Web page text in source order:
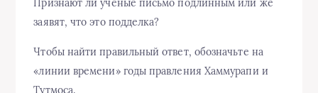
Признают ли ученые письмо подлинным или же
заявят, что это подделка?
Чтобы найти правильный ответ, обозначьте на
«линии времени» годы правления Хаммурапи и
Тутмоса.